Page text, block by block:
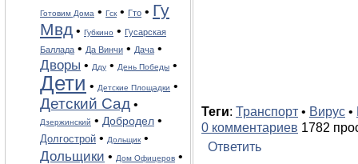
Готовим Дома • Гск • Гто • Гу
Мвд • Губкино • Гусарская
Баллада • Да Винчи • Дача •
Дворы • Дду • День Победы •
Дети • Детские Площадки •
Детский Сад •
Дзержинский • Добродел •
Долгострой • Дольщик •
Дольщики • Дом Офицеров •
Теги: Транспорт • Вирус •
0 комментариев 1782
Ответить